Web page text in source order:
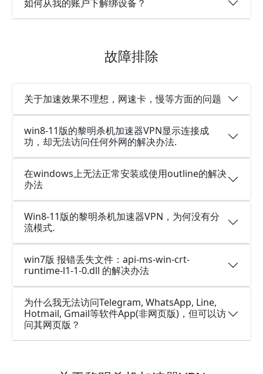
如何从我的账户下解绑设备？
故障排除
关于加速效果不理想，网速卡，慢等方面的问题
win8-11版的黎明杀机加速器VPN显示连接成
功，却无法访问任何外网的解决办法.
在windows上无法正常安装或使用outline的解决
办法
Win8-11版的黎明杀机加速器VPN，为何没有分
流模式.
win7版 报错丢失文件：api-ms-win-crt-
runtime-l1-1-0.dll 的解决办法
为什么我无法访问Telegram, WhatsApp, Line,
Hotmail, Gmail等软件App(非网页版)，但可以访
问其网页版？